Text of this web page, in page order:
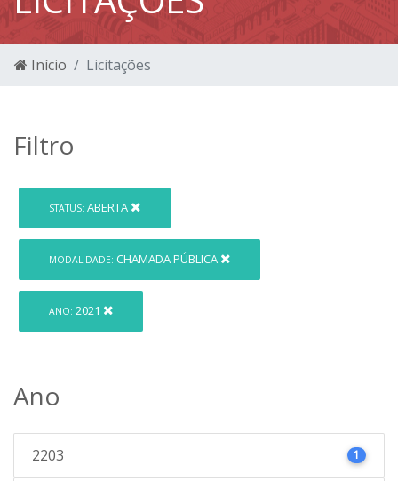
Início Licitações
Filtro
STATUS: ABERTA
MODALIDADE: CHAMADA PÚBLICA
ANO: 2021
Ano
2203 1